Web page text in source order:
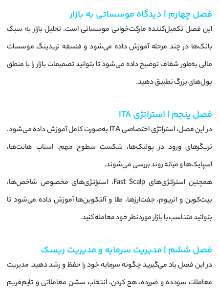
فصل چهارم | دیدگاه موسساتی به بازار
این فصل تکمیل‌کننده مارکت‌خوانی موسساتی است. تحلیل بازار به سبک
بانک‌ها در چند مرحله آموزش داده می‌شود و فلسفه تریدینگ موسسات
مالی به‌طور شفاف توضیح داده می‌شود تا بتوانید تصمیمات بازار را با منطق
پول‌های بزرگ تطبیق دهید.
فصل پنجم | استراتژی ITA
در این فصل، استراتژی اختصاصی ITA به‌صورت کامل آموزش داده می‌شود.
تریگرهای ورود در پولبک‌ها، شکست سطوح مهم، استاپ هانت‌ها،
اسپایک‌ها و میانه روند بررسی می‌شوند.
همچنین استراتژی‌های Fast Scalp، استراتژی‌های مخصوص شاخص‌ها،
بیت‌کوین و اتریوم، جفت‌ارزها، طلا و آلتکوین‌ها آموزش داده می‌شود تا
بتوانید متناسب با بازار موردنظر خود معامله کنید.
فصل ششم | مدیریت سرمایه و مدیریت ریسک
در این فصل یاد می‌گیرید چگونه سرمایه خود را حفظ و رشد دهید. مدیریت
معاملات سودده و ضررده، هج کردن، انتخاب سشن معاملاتی و تایم‌فریم